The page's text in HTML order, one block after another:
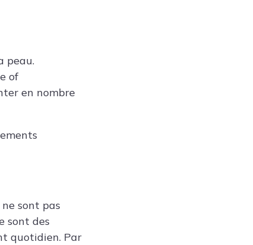
peau.
of
en nombre
sont pas
sont des
quotidien. Par